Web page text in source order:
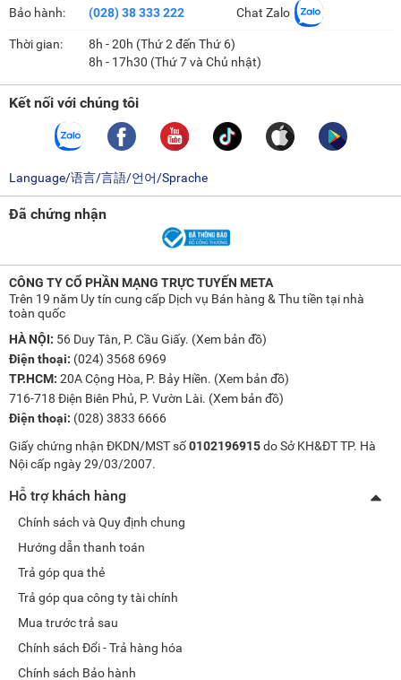
Bảo hành:
(028) 38 333 222
Chat Zalo
Thời gian:
8h - 20h (Thứ 2 đến Thứ 6)
8h - 17h30 (Thứ 7 và Chủ nhật)
Kết nối với chúng tôi
Language/语言/言語/언어/Sprache
Đã chứng nhận
CÔNG TY CỔ PHẦN MẠNG TRỰC TUYẾN META
Trên 19 năm Uy tín cung cấp Dịch vụ Bán hàng & Thu tiền tại nhà
toàn quốc
HÀ NỘI: 56 Duy Tân, P. Cầu Giấy. (Xem bản đồ)
Điện thoại: (024) 3568 6969
TP.HCM: 20A Cộng Hòa, P. Bảy Hiền. (Xem bản đồ)
716-718 Điện Biên Phủ, P. Vườn Lài. (Xem bản đồ)
Điện thoại: (028) 3833 6666
Giấy chứng nhận ĐKDN/MST số0102196915do Sở KH&ĐT TP. Hà
Nội cấp ngày 29/03/2007.
Hỗ trợ khách hàng
Chính sách và Quy định chung
Hướng dẫn thanh toán
Trả góp qua thẻ
Trả góp qua công ty tài chính
Mua trước trả sau
Chính sách Đổi - Trả hàng hóa
Chính sách Bảo hành